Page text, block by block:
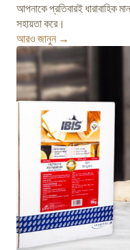
আপনাকে প্রতিবারই ধারাবাহিক
সহায়তা করে।
আরও জানুন →